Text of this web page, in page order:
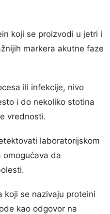
koji se proizvodi u jetri i
markera akutne faze
ili infekcije, nivo
i do nekoliko stotina
vrednosti.
laboratorijskom
omogućava da
koji se nazivaju proteini
kao odgovor na